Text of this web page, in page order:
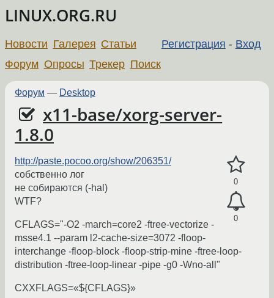
LINUX.ORG.RU
Регистрация - Вход
Новости Галерея Статьи
Форум Опросы Трекер Поиск
Форум — Desktop
x11-base/xorg-server-
1.8.0
0
0
http://paste.pocoo.org/show/206351/
собственно лог
не собираются (-hal)
WTF?
CFLAGS="-O2 -march=core2 -ftree-vectorize -
msse4.1 --param l2-cache-size=3072 -floop-
interchange -floop-block -floop-strip-mine -ftree-loop-
distribution -ftree-loop-linear -pipe -g0 -Wno-all"
CXXFLAGS=«${CFLAGS}»